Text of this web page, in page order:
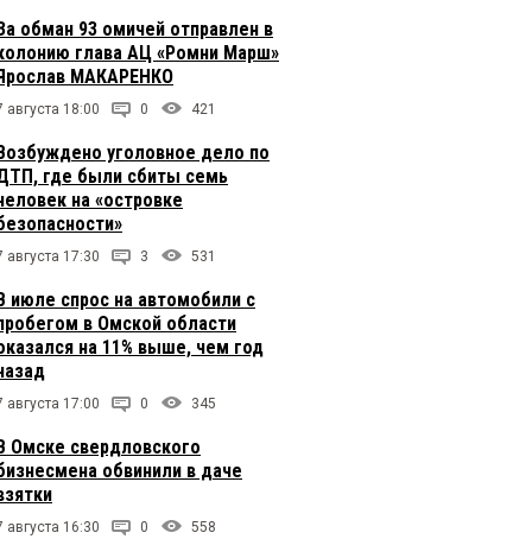
обман 93 омичей отправлен в
глава АЦ «Ромни Марш»
МАКАРЕНКО
августа 18:00 0 421
уголовное дело по
где были сбиты семь
на «островке
августа 17:30 3 531
июле спрос на автомобили с
в Омской области
на 11% выше, чем год
августа 17:00 0 345
Омске свердловского
обвинили в даче
августа 16:30 0 558